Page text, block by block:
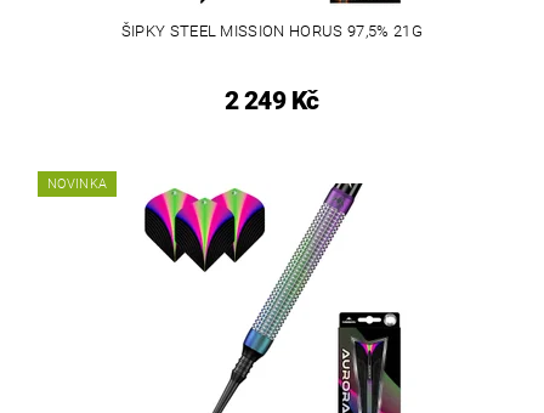
ŠIPKY STEEL MISSION HORUS 97,5% 21G
2 249 Kč
NOVINKA